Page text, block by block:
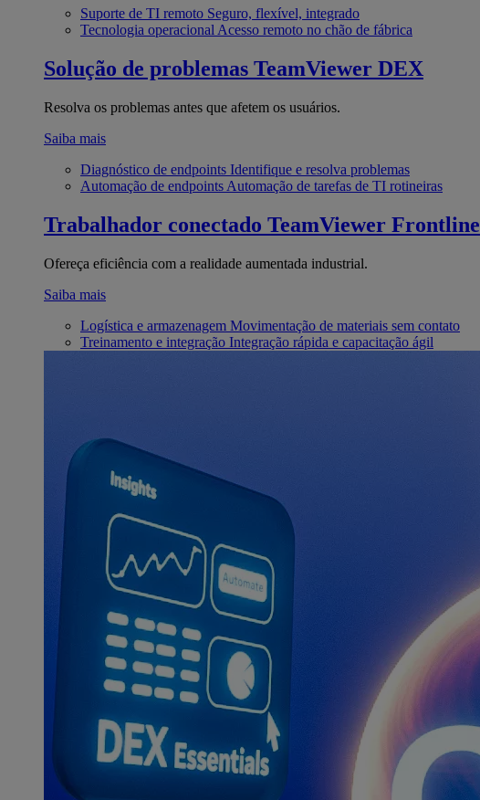
Suporte de TI remoto Seguro, flexível, integrado
Tecnologia operacional Acesso remoto no chão de fábrica
Solução de problemas TeamViewer DEX
Resolva os problemas antes que afetem os usuários.
Saiba mais
Diagnóstico de endpoints Identifique e resolva problemas
Automação de endpoints Automação de tarefas de TI rotineiras
Trabalhador conectado TeamViewer Frontline
Ofereça eficiência com a realidade aumentada industrial.
Saiba mais
Logística e armazenagem Movimentação de materiais sem contato
Treinamento e integração Integração rápida e capacitação ágil